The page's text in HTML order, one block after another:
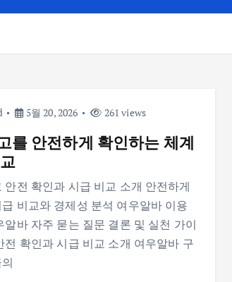
5월 20, 2026 261 views
를 안전하게 확인하는 체계
전 확인과 시급 비교 소개 안전하게
비교와 경제성 분석 여우알바 이용
바 자주 묻는 질문 결론 및 실천 가이
확인과 시급 비교 소개 여우알바 구